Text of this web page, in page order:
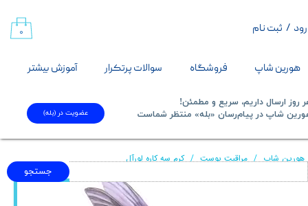
هورین شاپ فروشگاه سوالات پرتکرار آموزش بیشتر
/ ثبت نام
حساب کاربری من
تغییر گذر واژه
خروج از حساب کاربری
۰
جستجو
روز ارسال داریم، سریع و مطمئن!
شاپ در پیام‌رسان «بله» منتظر شماست​​​​​​​
عضویت در (بله)
هورین شاپ مراقبت پوست کرم سه کاره لورآل